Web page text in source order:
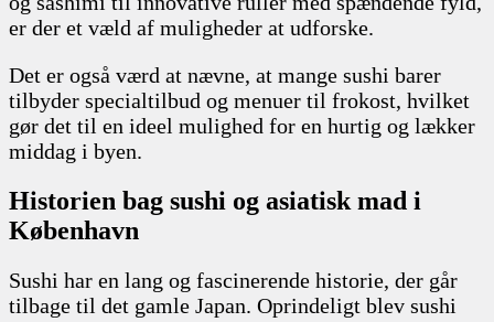
er der et væld af muligheder at udforske.
Det er også værd at nævne, at mange sushi barer
tilbyder specialtilbud og menuer til frokost, hvilket
gør det til en ideel mulighed for en hurtig og lækker
middag i byen.
Historien bag sushi og asiatisk mad i
København
Sushi har en lang og fascinerende historie, der går
tilbage til det gamle Japan. Oprindeligt blev sushi